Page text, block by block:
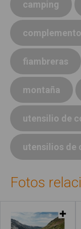
camping
fiambreras
montaña
utensilio de
utensilios de
Fotos